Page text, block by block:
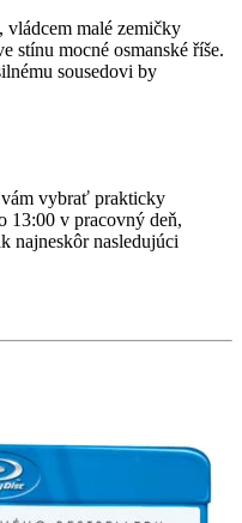
malé zemičky
stínu mocné osmanské říše.
sousedovi by
vám vybrať prakticky
13:00 v pracovný deň,
najneskôr nasledujúci